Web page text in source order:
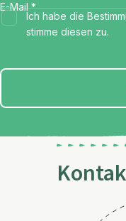
E-Mail *
Ich habe die
stimme diesen zu.